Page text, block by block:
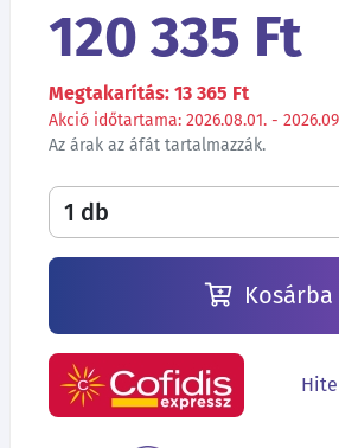
120 335 Ft
Megtakarítás: 13 365 Ft
Akció időtartama: 2026.08.01. -
Az árak az áfát tartalmazzák.
Kosárba